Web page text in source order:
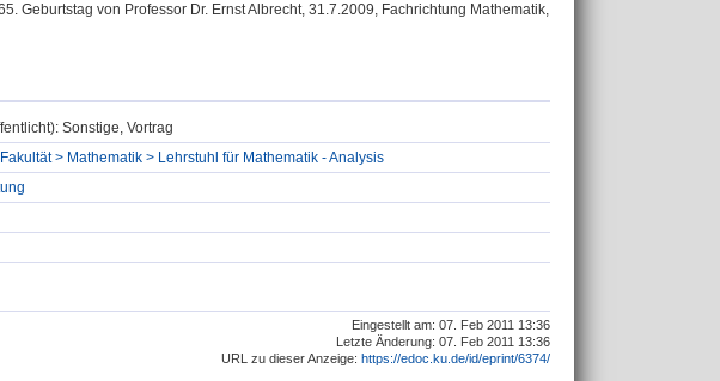
Geburtstag von Professor Dr. Ernst Albrecht, 31.7.2009, Fachrichtung Mathematik,
Sonstige, Vortrag
> Mathematik > Lehrstuhl für Mathematik - Analysis
Eingestellt am: 07. Feb 2011 13:36
Letzte Änderung: 07. Feb 2011 13:36
URL zu dieser Anzeige: https://edoc.ku.de/id/eprint/6374/